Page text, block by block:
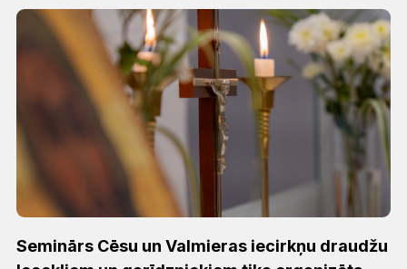
Seminārs Cēsu un Valmieras iecirkņu draudžu